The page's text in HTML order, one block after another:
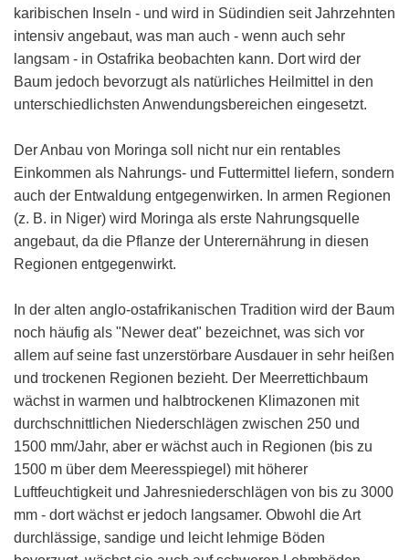
karibischen Inseln - und wird in Südindien seit Jahrzehnten
intensiv angebaut, was man auch - wenn auch sehr
langsam - in Ostafrika beobachten kann. Dort wird der
Baum jedoch bevorzugt als natürliches Heilmittel in den
unterschiedlichsten Anwendungsbereichen eingesetzt.
Der Anbau von Moringa soll nicht nur ein rentables
Einkommen als Nahrungs- und Futtermittel liefern, sondern
auch der Entwaldung entgegenwirken. In armen Regionen
(z. B. in Niger) wird Moringa als erste Nahrungsquelle
angebaut, da die Pflanze der Unterernährung in diesen
Regionen entgegenwirkt.
In der alten anglo-ostafrikanischen Tradition wird der Baum
noch häufig als "Newer deat" bezeichnet, was sich vor
allem auf seine fast unzerstörbare Ausdauer in sehr heißen
und trockenen Regionen bezieht. Der Meerrettichbaum
wächst in warmen und halbtrockenen Klimazonen mit
durchschnittlichen Niederschlägen zwischen 250 und
1500 mm/Jahr, aber er wächst auch in Regionen (bis zu
1500 m über dem Meeresspiegel) mit höherer
Luftfeuchtigkeit und Jahresniederschlägen von bis zu 3000
mm - dort wächst er jedoch langsamer. Obwohl die Art
durchlässige, sandige und leicht lehmige Böden